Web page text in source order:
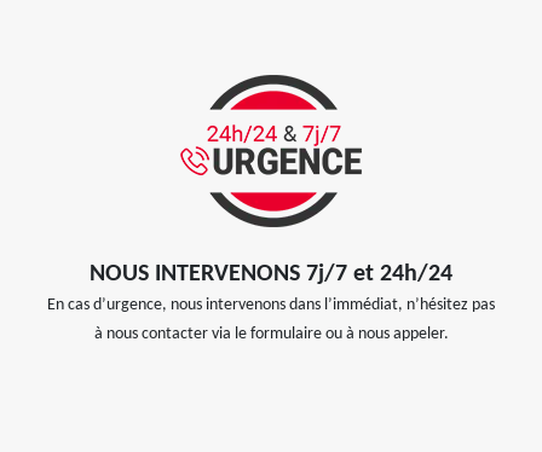
NOUS INTERVENONS 7j/7 et 24h/24
En cas d’urgence, nous intervenons dans l’immédiat, n’hésitez pas
à nous contacter via le formulaire ou à nous appeler.